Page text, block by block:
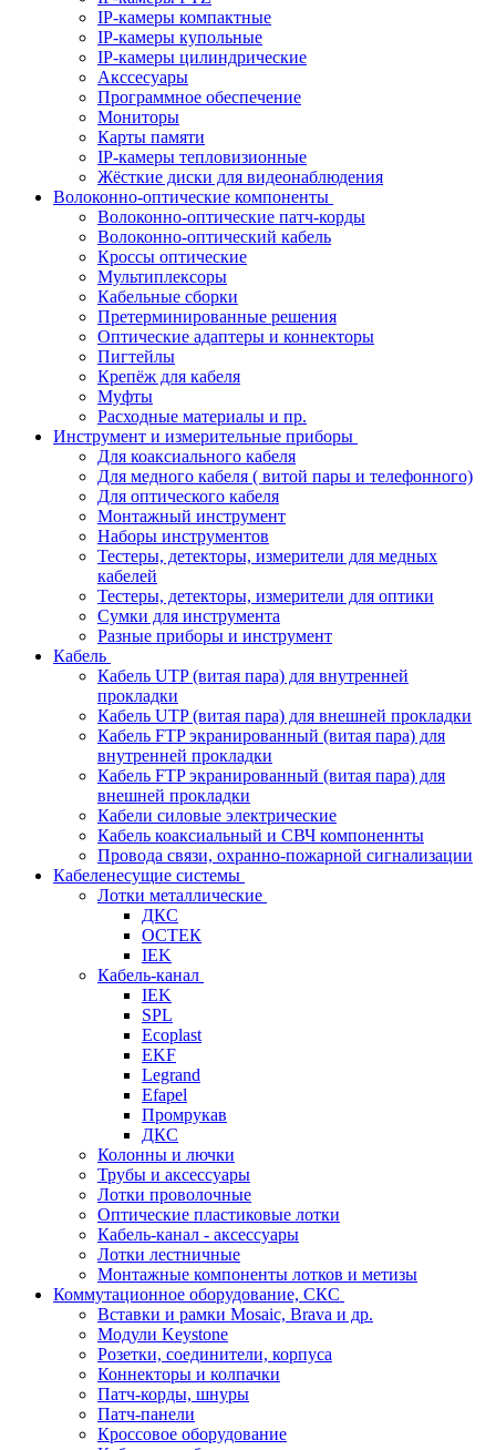
IP-камеры компактные
IP-камеры купольные
IP-камеры цилиндрические
Акссесуары
Программное обеспечение
Мониторы
Карты памяти
IP-камеры тепловизионные
Жёсткие диски для видеонаблюдения
Волоконно-оптические компоненты
Волоконно-оптические патч-корды
Волоконно-оптический кабель
Кроссы оптические
Мультиплексоры
Кабельные сборки
Претерминированные решения
Оптические адаптеры и коннекторы
Пигтейлы
Крепёж для кабеля
Муфты
Расходные материалы и пр.
Инструмент и измерительные приборы
Для коаксиального кабеля
Для медного кабеля ( витой пары и телефонного)
Для оптического кабеля
Монтажный инструмент
Наборы инструментов
Тестеры, детекторы, измерители для медных
кабелей
Тестеры, детекторы, измерители для оптики
Сумки для инструмента
Разные приборы и инструмент
Кабель
Кабель UTP (витая пара) для внутренней
прокладки
Кабель UTP (витая пара) для внешней прокладки
Кабель FTP экранированный (витая пара) для
внутренней прокладки
Кабель FTP экранированный (витая пара) для
внешней прокладки
Кабели силовые электрические
Кабель коаксиальный и СВЧ компоненнты
Провода связи, охранно-пожарной сигнализации
Кабеленесущие системы
Лотки металлические
ДКС
ОСТЕК
IEK
Кабель-канал
IEK
SPL
Ecoplast
EKF
Legrand
Efapel
Промрукав
ДКС
Колонны и лючки
Трубы и аксессуары
Лотки проволочные
Оптические пластиковые лотки
Кабель-канал - аксессуары
Лотки лестничные
Монтажные компоненты лотков и метизы
Коммутационное оборудование, СКС
Вставки и рамки Mosaic, Brava и др.
Модули Keystone
Розетки, соединители, корпуса
Коннекторы и колпачки
Патч-корды, шнуры
Патч-панели
Кроссовое оборудование